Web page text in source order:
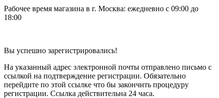
Рабочее время магазина в г. Москва: ежедневно с 09:00 до
18:00
Вы успешно зарегистрировались!
На указанный адрес электронной почты отправлено письмо с
ссылкой на подтверждение регистрации. Обязательно
перейдите по этой ссылке что бы закончить процедуру
регистрации. Ссылка действительна 24 часа.